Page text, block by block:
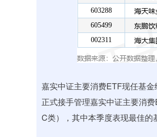
嘉实中证主要消费ETF现任基
正式接手管理嘉实中证主要消
C类），其中本季度表现最佳